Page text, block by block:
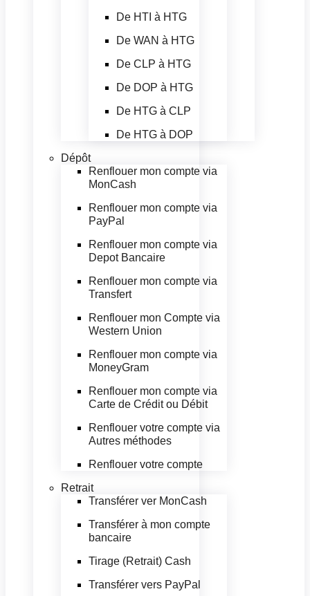
De HTI à HTG
De WAN à HTG
De CLP à HTG
De DOP à HTG
De HTG à CLP
De HTG à DOP
Dépôt
Renflouer mon compte via
MonCash
Renflouer mon compte via
PayPal
Renflouer mon compte via
Depot Bancaire
Renflouer mon compte via
Transfert
Renflouer mon Compte via
Western Union
Renflouer mon compte via
MoneyGram
Renflouer mon compte via
Carte de Crédit ou Débit
Renflouer votre compte via
Autres méthodes
Renflouer votre compte
Retrait
Transférer ver MonCash
Transférer à mon compte
bancaire
Tirage (Retrait) Cash
Transférer vers PayPal